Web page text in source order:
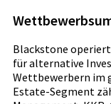
Blackstone
für alternative
Wettbewerbern im
Estate-Segment